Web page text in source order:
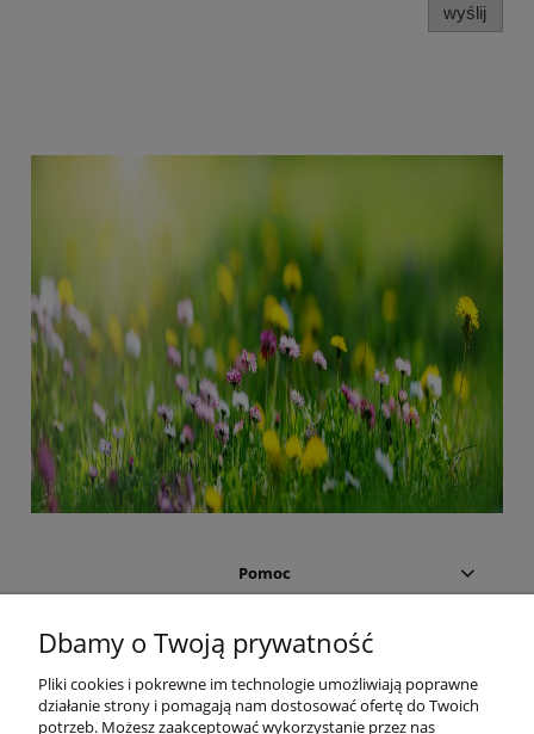
wyślij
Pomoc
Moje konto
Płatności i dostawa
Dbamy o Twoją prywatność
Pliki cookies i pokrewne im technologie umożliwiają poprawne
działanie strony i pomagają nam dostosować ofertę do Twoich
potrzeb. Możesz zaakceptować wykorzystanie przez nas